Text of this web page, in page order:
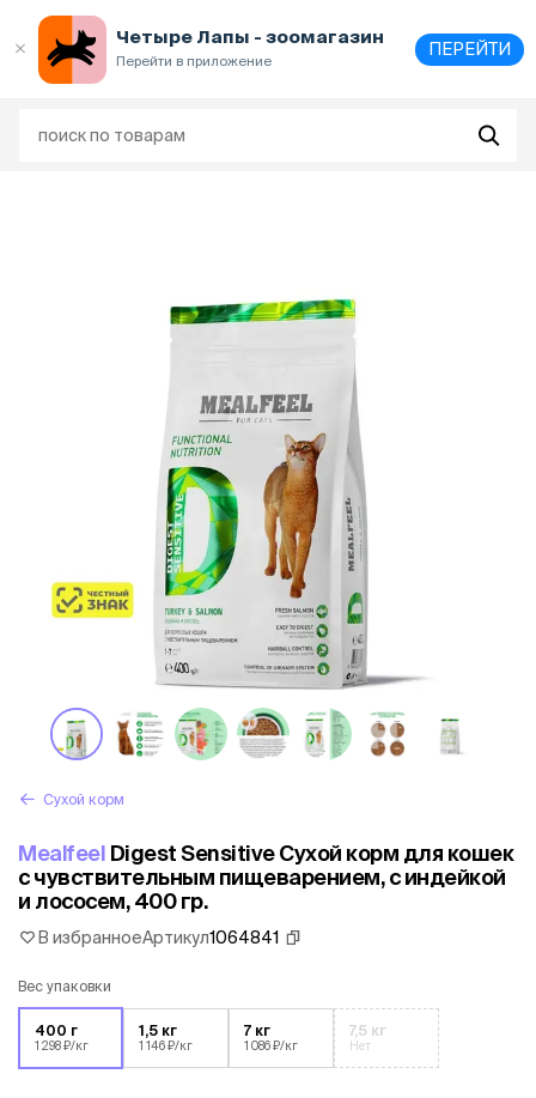
Четыре Лапы - зоомагазин
Перейти в приложение
ПЕРЕЙТИ
Сухой корм
Mealfeel Digest Sensitive Сухой корм для кошек
с чувствительным пищеварением, с индейкой
и лососем, 400 гр.
В избранноеАртикул1064841
Вес упаковки
400 г
1 298 ₽/кг
1,5 кг
1 146 ₽/кг
7 кг
1 086 ₽/кг
7,5 кг
Нет